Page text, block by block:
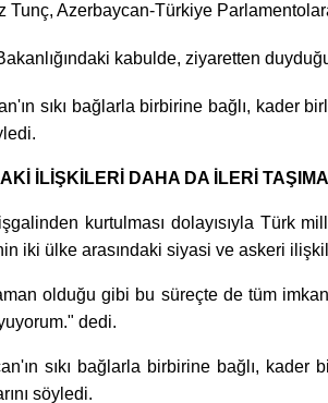
Tunç, Azerbaycan-Türkiye
kabulde, ziyaretten
sıkı bağlarla birbirine bağlı, kader
İLİŞKİLERİ DAHA DA İLERİ
kurtulması dolayısıyla Türk
iki ülke arasındaki siyasi ve askeri
olduğu gibi bu süreçte de tüm
dedi.
sıkı bağlarla birbirine bağlı,
söyledi.